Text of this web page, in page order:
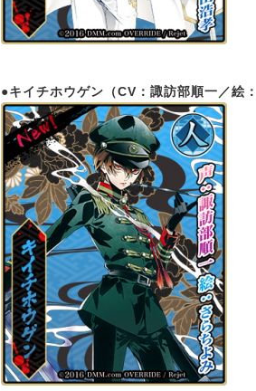
●キイチホウゲン（CV：諏訪部順一／絵